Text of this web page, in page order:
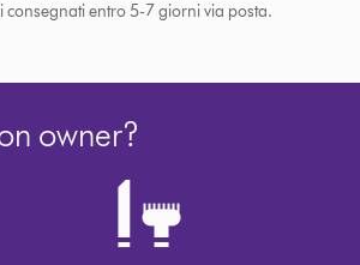
consegnati entro 5-7 giorni via posta.
owner?